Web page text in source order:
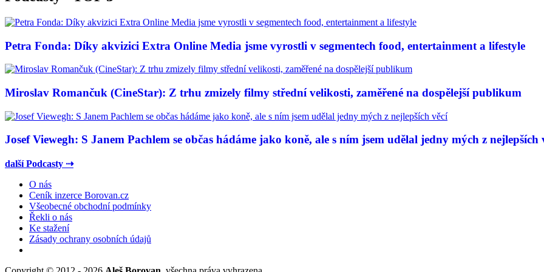
Petra Fonda: Díky akvizici Extra Online Media jsme vyrostli v segmentech food, entertainment a lifestyle
Miroslav Romančuk (CineStar): Z trhu zmizely filmy střední velikosti, zaměřené na dospělejší publikum
Josef Viewegh: S Janem Pachlem se občas hádáme jako koně, ale s ním jsem udělal jedny mých z nejlepších
další Podcasty ⇢
O nás
Ceník inzerce Borovan.cz
Všeobecné obchodní podmínky
Řekli o nás
Ke stažení
Zásady ochrany osobních údajů